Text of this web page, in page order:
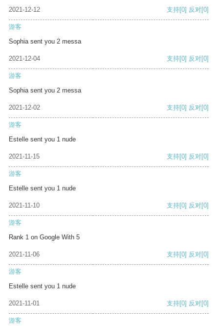
2021-12-12 支持[0] 反对[0]
游客
Sophia sent you 2 messa
2021-12-04 支持[0] 反对[0]
游客
Sophia sent you 2 messa
2021-12-02 支持[0] 反对[0]
游客
Estelle sent you 1 nude
2021-11-15 支持[0] 反对[0]
游客
Estelle sent you 1 nude
2021-11-10 支持[0] 反对[0]
游客
Rank 1 on Google With 5
2021-11-06 支持[0] 反对[0]
游客
Estelle sent you 1 nude
2021-11-01 支持[0] 反对[0]
游客